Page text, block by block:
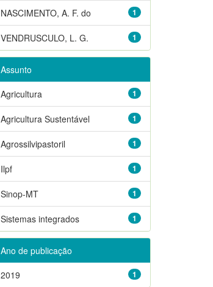
1
NASCIMENTO, A. F. do
1
VENDRUSCULO, L. G.
Assunto
1
Agricultura
1
Agricultura Sustentável
1
Agrossilvipastoril
1
Ilpf
1
Sinop-MT
1
Sistemas integrados
Ano de publicação
1
2019